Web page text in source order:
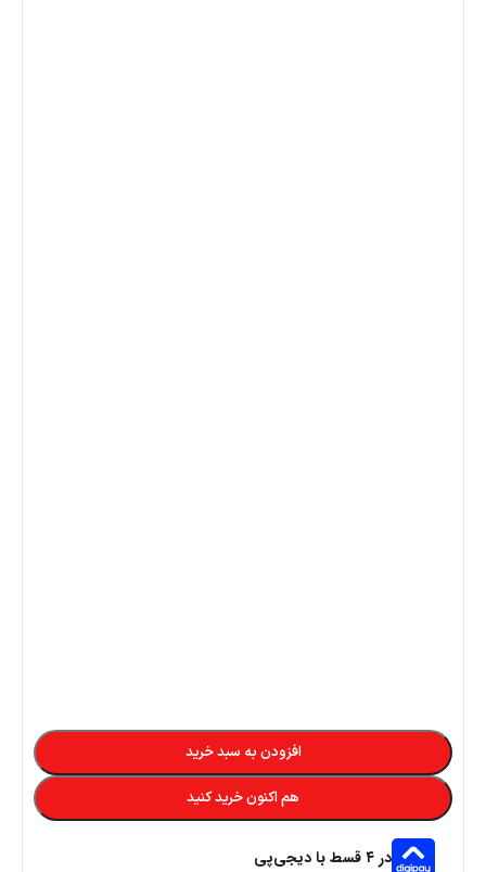
افزودن به سبد خرید
هم اکنون خرید کنید
در ۴ قسط با دیجی‌پی